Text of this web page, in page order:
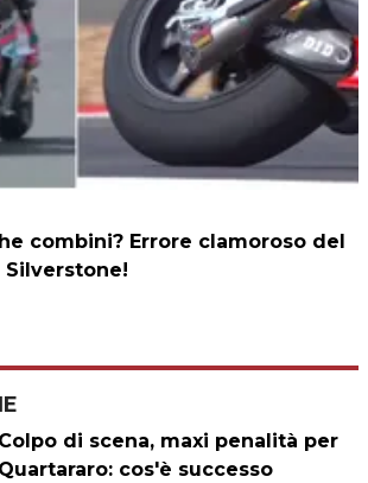
combini? Errore clamoroso del
Silverstone!
Colpo di scena, maxi penalità per
Quartararo: cos'è successo